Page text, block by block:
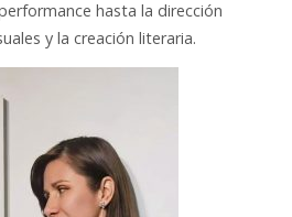
hasta la dirección
y la creación literaria.